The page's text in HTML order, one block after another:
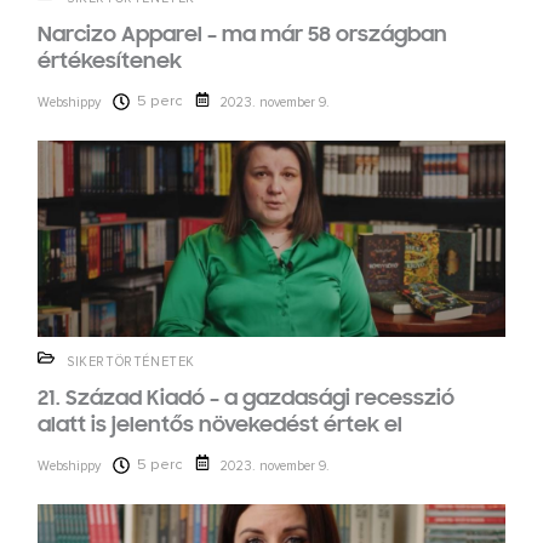
Narcizo Apparel – ma már 58 országban
értékesítenek
Webshippy 5 perc 2023. november 9.
SIKERTÖRTÉNETEK
21. Század Kiadó – a gazdasági recesszió
alatt is jelentős növekedést értek el
Webshippy 5 perc 2023. november 9.